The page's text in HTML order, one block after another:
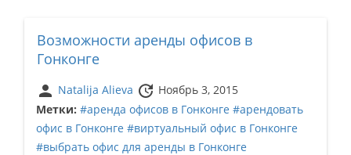
Возможности аренды офисов в
Гонконге
person Natalija Alieva update Ноябрь 3, 2015
Метки: #аренда офисов в Гонконге #арендовать
офис в Гонконге #виртуальный офис в Гонконге
#выбрать офис для аренды в Гонконге